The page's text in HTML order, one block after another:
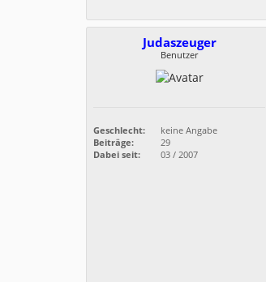
Judaszeuger
Benutzer
Geschlecht:
keine Angabe
Beiträge:
29
Dabei seit:
03 / 2007